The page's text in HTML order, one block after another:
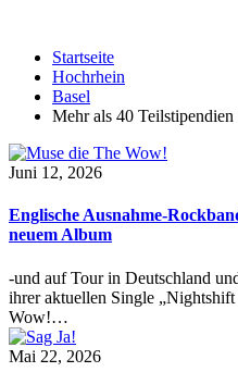
Startseite
Hochrhein
Basel
Mehr als 40
Juni 12, 2026
Englische Ausnahme-
neuem Album
-und auf Tour in Deutschland
ihrer aktuellen Single
Wow!…
Mai 22, 2026